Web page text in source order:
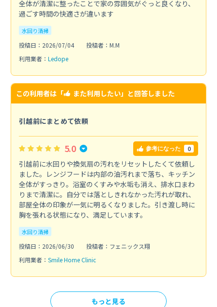
全体が清潔に整ったことで家の雰囲気がぐっと良くなり、
過ごす時間の快適さが違います
水回り清掃
投稿日：2026/07/04
投稿者：M.M
利用業者： Ledope
この利用者は「 また利用したい」と回答しました
引越前にまとめて依頼
5.0 参考になった 0
引越前に水回りや換気扇の汚れをリセットしたくて依頼し
ました。レンジフードは内部の油汚れまで落ち、キッチン
全体がすっきり。浴室のくすみや水垢も消え、排水口まわ
りまで清潔に。自分では落としきれなかった汚れが取れ、
部屋全体の印象が一気に明るくなりました。引き渡し時に
胸を張れる状態になり、満足しています。
水回り清掃
投稿日：2026/06/30
投稿者：フェニックス翔
利用業者： Smile Home Clinic
もっと見る